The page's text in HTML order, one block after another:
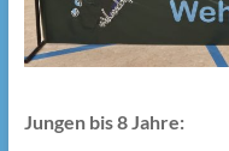
Jungen bis 8 Jahre: